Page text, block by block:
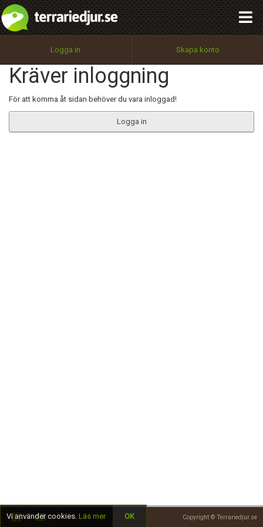
Logga in Skapa konto
Kräver inloggning
För att komma åt sidan behöver du vara inloggad!
Logga in
Copyright © Terrariedjur.se
Utför
100%
OK
integritetspolicy
Namn:
Epost:
Begär nytt lösenord
Tillbaka till förstasidan
Vi använder cookies. Läs mer OK